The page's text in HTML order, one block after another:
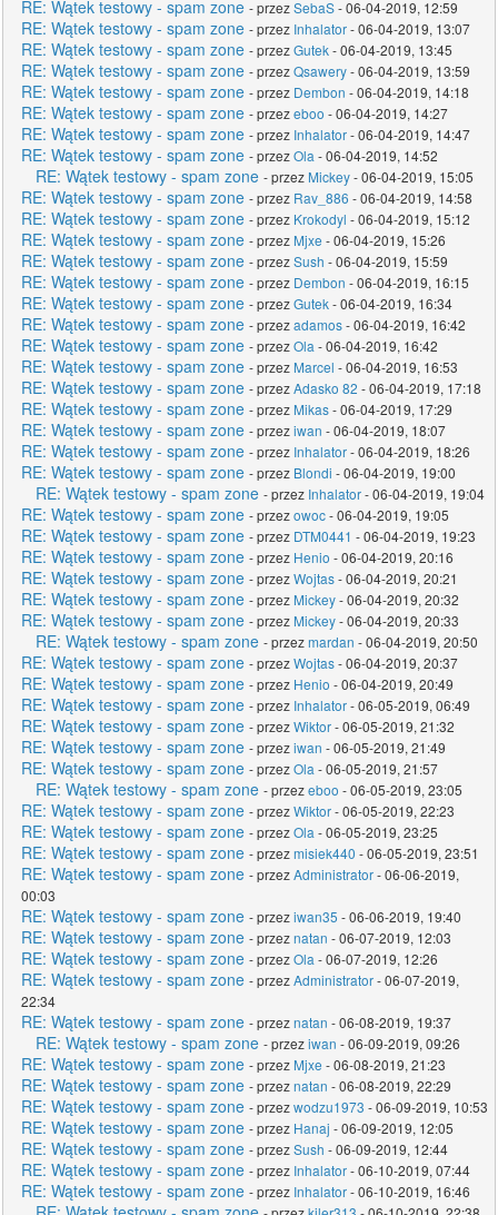
RE: Wątek testowy - spam zone - przezSebaS- 06-04-2019, 12:59
RE: Wątek testowy - spam zone - przez Inhalator- 06-04-2019, 13:07
RE: Wątek testowy - spam zone - przezGutek- 06-04-2019, 13:45
RE: Wątek testowy - spam zone - przezQsawery- 06-04-2019, 13:59
RE: Wątek testowy - spam zone - przez Dembon - 06-04-2019, 14:18
RE: Wątek testowy - spam zone - przezeboo - 06-04-2019, 14:27
RE: Wątek testowy - spam zone - przez Inhalator- 06-04-2019, 14:47
RE: Wątek testowy - spam zone - przezOla - 06-04-2019, 14:52
RE: Wątek testowy - spam zone - przez Mickey- 06-04-2019, 15:05
RE: Wątek testowy - spam zone - przez Rav_886 - 06-04-2019, 14:58
RE: Wątek testowy - spam zone - przez Krokodyl - 06-04-2019, 15:12
RE: Wątek testowy - spam zone - przez Mjxe - 06-04-2019, 15:26
RE: Wątek testowy - spam zone - przezSush - 06-04-2019, 15:59
RE: Wątek testowy - spam zone - przez Dembon - 06-04-2019, 16:15
RE: Wątek testowy - spam zone - przezGutek- 06-04-2019, 16:34
RE: Wątek testowy - spam zone - przezadamos- 06-04-2019, 16:42
RE: Wątek testowy - spam zone - przezOla - 06-04-2019, 16:42
RE: Wątek testowy - spam zone - przez Marcel - 06-04-2019, 16:53
RE: Wątek testowy - spam zone - przezAdasko 82 - 06-04-2019, 17:18
RE: Wątek testowy - spam zone - przez Mikas- 06-04-2019, 17:29
RE: Wątek testowy - spam zone - przeziwan - 06-04-2019, 18:07
RE: Wątek testowy - spam zone - przez Inhalator- 06-04-2019, 18:26
RE: Wątek testowy - spam zone - przez Blondi - 06-04-2019, 19:00
RE: Wątek testowy - spam zone - przez Inhalator- 06-04-2019, 19:04
RE: Wątek testowy - spam zone - przezowoc- 06-04-2019, 19:05
RE: Wątek testowy - spam zone - przez DTM0441 - 06-04-2019, 19:23
RE: Wątek testowy - spam zone - przez Henio - 06-04-2019, 20:16
RE: Wątek testowy - spam zone - przezWojtas- 06-04-2019, 20:21
RE: Wątek testowy - spam zone - przez Mickey- 06-04-2019, 20:32
RE: Wątek testowy - spam zone - przez Mickey- 06-04-2019, 20:33
RE: Wątek testowy - spam zone - przezmardan - 06-04-2019, 20:50
RE: Wątek testowy - spam zone - przezWojtas- 06-04-2019, 20:37
RE: Wątek testowy - spam zone - przez Henio - 06-04-2019, 20:49
RE: Wątek testowy - spam zone - przez Inhalator- 06-05-2019, 06:49
RE: Wątek testowy - spam zone - przezWiktor- 06-05-2019, 21:32
RE: Wątek testowy - spam zone - przeziwan - 06-05-2019, 21:49
RE: Wątek testowy - spam zone - przezOla - 06-05-2019, 21:57
RE: Wątek testowy - spam zone - przezeboo - 06-05-2019, 23:05
RE: Wątek testowy - spam zone - przezWiktor- 06-05-2019, 22:23
RE: Wątek testowy - spam zone - przezOla - 06-05-2019, 23:25
RE: Wątek testowy - spam zone - przezmisiek440 - 06-05-2019, 23:51
RE: Wątek testowy - spam zone - przezAdministrator- 06-06-2019,
00:03
RE: Wątek testowy - spam zone - przeziwan35 - 06-06-2019, 19:40
RE: Wątek testowy - spam zone - przeznatan - 06-07-2019, 12:03
RE: Wątek testowy - spam zone - przezOla - 06-07-2019, 12:26
RE: Wątek testowy - spam zone - przezAdministrator- 06-07-2019,
22:34
RE: Wątek testowy - spam zone - przeznatan - 06-08-2019, 19:37
RE: Wątek testowy - spam zone - przeziwan - 06-09-2019, 09:26
RE: Wątek testowy - spam zone - przez Mjxe - 06-08-2019, 21:23
RE: Wątek testowy - spam zone - przeznatan - 06-08-2019, 22:29
RE: Wątek testowy - spam zone - przezwodzu1973 - 06-09-2019, 10:53
RE: Wątek testowy - spam zone - przez Hanaj - 06-09-2019, 12:05
RE: Wątek testowy - spam zone - przezSush - 06-09-2019, 12:44
RE: Wątek testowy - spam zone - przez Inhalator- 06-10-2019, 07:44
RE: Wątek testowy - spam zone - przez Inhalator- 06-10-2019, 16:46